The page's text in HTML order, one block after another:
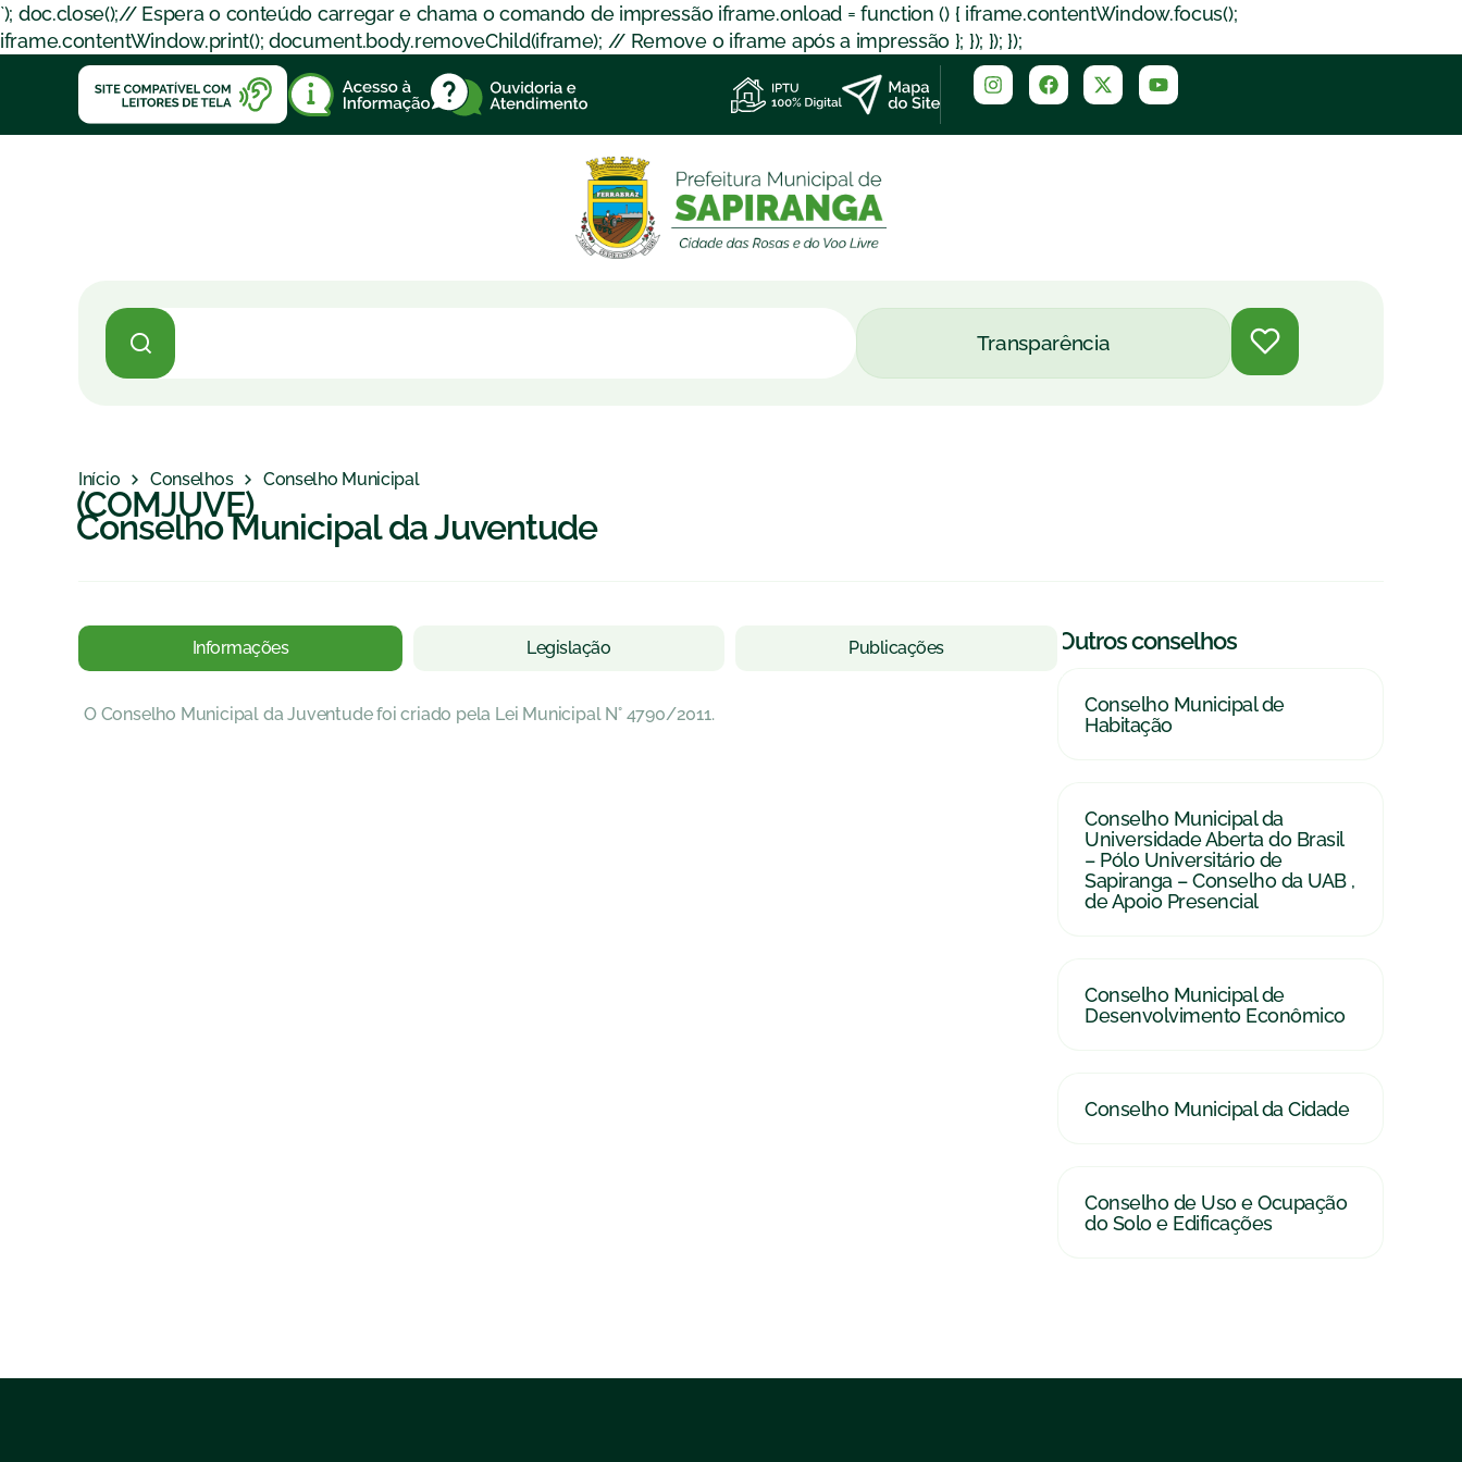
`); doc.close();// Espera o conteúdo carregar e chama o comando de impressão iframe.onload = function () { iframe.contentWindow.focus();
iframe.contentWindow.print(); document.body.removeChild(iframe); // Remove o iframe após a impressão }; }); }); });
Transparência
Início Conselhos Conselho Municipal
(COMJUVE)
Conselho Municipal da Juventude
Informações Legislação Publicações
O Conselho Municipal da Juventude foi criado pela Lei Municipal N° 4790/2011.
Outros conselhos
Conselho Municipal de
Habitação
Conselho Municipal da
Universidade Aberta do Brasil
– Pólo Universitário de
Sapiranga – Conselho da UAB ,
de Apoio Presencial
Conselho Municipal de
Desenvolvimento Econômico
Conselho Municipal da Cidade
Conselho de Uso e Ocupação
do Solo e Edificações